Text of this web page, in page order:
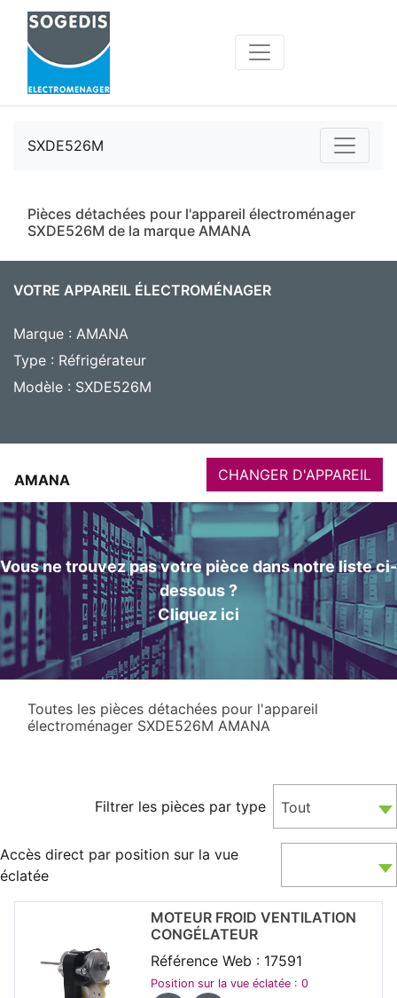
SXDE526M
Pièces détachées pour l'appareil électroménager
SXDE526M de la marque AMANA
VOTRE APPAREIL ÉLECTROMÉNAGER
Marque : AMANA
Type : Réfrigérateur
Modèle : SXDE526M
AMANA CHANGER D'APPAREIL
Vous ne trouvez pas votre pièce dans notre liste ci-
dessous ?
Cliquez ici
Toutes les pièces détachées pour l'appareil
électroménager SXDE526M AMANA
Filtrer les pièces par type Tout
Accès direct par position sur la vue
éclatée
MOTEUR FROID VENTILATION
CONGÉLATEUR
Référence Web : 17591
Position sur la vue éclatée : 0